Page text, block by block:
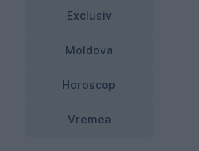
Exclusiv
Moldova
Horoscop
Vremea